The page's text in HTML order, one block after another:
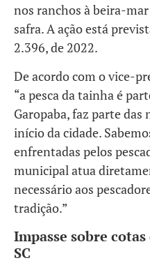
nos ranchos à beira-
safra. A ação está
2.396, de 2022.
De acordo com o vice-
“a pesca da tainha é
Garopaba, faz parte das
início da cidade.
enfrentadas pelos
municipal atua
necessário aos
tradição.”
Impasse sobre
SC